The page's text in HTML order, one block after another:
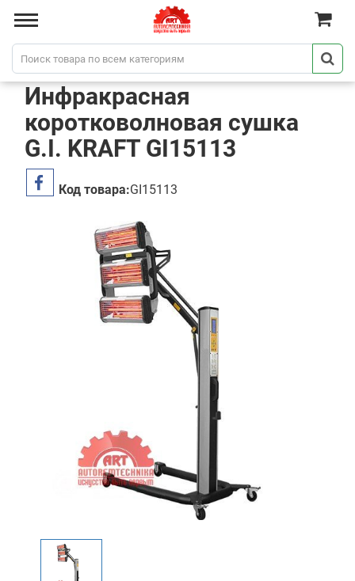
Инфракрасная
коротковолновая сушка
G.I. KRAFT GI15113
Код товара:GI15113